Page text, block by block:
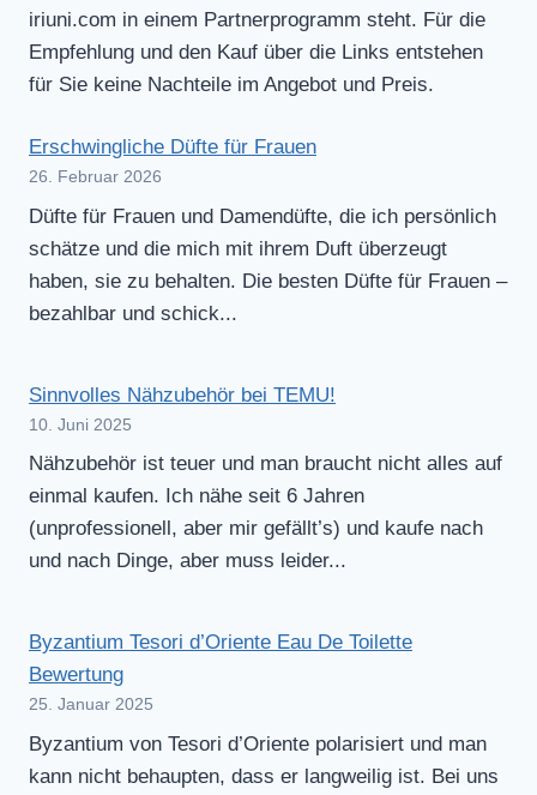
iriuni.com in einem Partnerprogramm steht. Für die
Empfehlung und den Kauf über die Links entstehen
für Sie keine Nachteile im Angebot und Preis.
Erschwingliche Düfte für Frauen
26. Februar 2026
Düfte für Frauen und Damendüfte, die ich persönlich
schätze und die mich mit ihrem Duft überzeugt
haben, sie zu behalten. Die besten Düfte für Frauen –
bezahlbar und schick...
Sinnvolles Nähzubehör bei TEMU!
10. Juni 2025
Nähzubehör ist teuer und man braucht nicht alles auf
einmal kaufen. Ich nähe seit 6 Jahren
(unprofessionell, aber mir gefällt’s) und kaufe nach
und nach Dinge, aber muss leider...
Byzantium Tesori d’Oriente Eau De Toilette
Bewertung
25. Januar 2025
Byzantium von Tesori d’Oriente polarisiert und man
kann nicht behaupten, dass er langweilig ist. Bei uns